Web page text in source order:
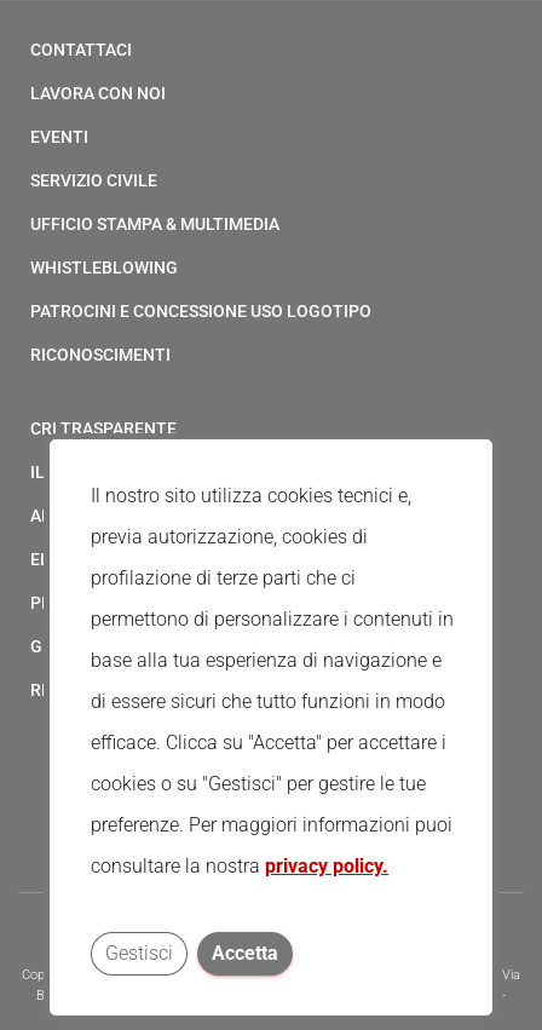
CONTATTACI
LAVORA CON NOI
EVENTI
SERVIZIO CIVILE
UFFICIO STAMPA & MULTIMEDIA
WHISTLEBLOWING
PATROCINI E CONCESSIONE USO LOGOTIPO
RICONOSCIMENTI
CRI TRASPARENTE
IL MODELLO 231 DELLA CROCE ROSSA ITALIANA
ALBO FORNITORI
ELENCO AVVOCATI
PRIVACY
GESTIONALE GAIA
RED CLOUD
Copyright © 2020 - Tutti i diritti riservati - Associazione della Croce Rossa Italiana, Via
Bernardino Ramazzini 31 - 00151 - Roma, Tel.: 065510 - P.I. e C.F. 13669721006 -
Codice Univoco Fatturazione Elettronica - KRRH6B9
Il nostro sito utilizza cookies tecnici e,
previa autorizzazione, cookies di
profilazione di terze parti che ci
permettono di personalizzare i contenuti in
base alla tua esperienza di navigazione e
di essere sicuri che tutto funzioni in modo
efficace. Clicca su "Accetta" per accettare i
cookies o su "Gestisci" per gestire le tue
preferenze. Per maggiori informazioni puoi
consultare la nostra privacy policy.
Accetta
Gestisci